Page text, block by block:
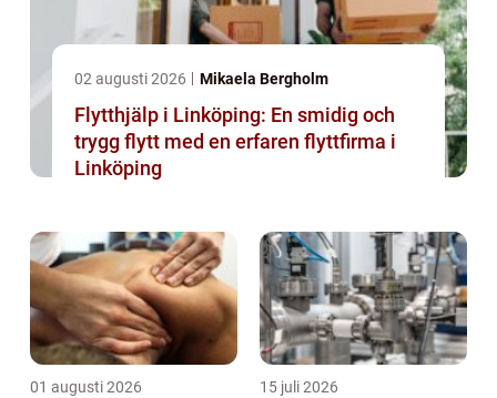
02 augusti 2026 Mikaela Bergholm
Flytthjälp i Linköping: En smidig och
trygg flytt med en erfaren flyttfirma i
Linköping
01 augusti 2026 15 juli 2026